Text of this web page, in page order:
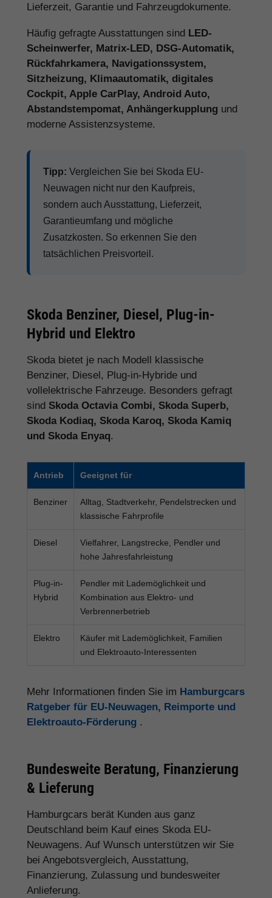
Lieferzeit, Garantie und Fahrzeugdokumente.
Häufig gefragte Ausstattungen sind LED-
Scheinwerfer, Matrix-LED, DSG-Automatik,
Rückfahrkamera, Navigationssystem,
Sitzheizung, Klimaautomatik, digitales
Cockpit, Apple CarPlay, Android Auto,
Abstandstempomat, Anhängerkupplung und
moderne Assistenzsysteme.
Tipp: Vergleichen Sie bei Skoda EU-
Neuwagen nicht nur den Kaufpreis,
sondern auch Ausstattung, Lieferzeit,
Garantieumfang und mögliche
Zusatzkosten. So erkennen Sie den
tatsächlichen Preisvorteil.
Skoda Benziner, Diesel, Plug-in-
Hybrid und Elektro
Skoda bietet je nach Modell klassische
Benziner, Diesel, Plug-in-Hybride und
vollelektrische Fahrzeuge. Besonders gefragt
sind Skoda Octavia Combi, Skoda Superb,
Skoda Kodiaq, Skoda Karoq, Skoda Kamiq
und Skoda Enyaq.
Antrieb Geeignet für
Benziner
Alltag, Stadtverkehr, Pendelstrecken und
klassische Fahrprofile
Diesel
Vielfahrer, Langstrecke, Pendler und
hohe Jahresfahrleistung
Plug-in-
Hybrid
Pendler mit Lademöglichkeit und
Kombination aus Elektro- und
Verbrennerbetrieb
Elektro
Käufer mit Lademöglichkeit, Familien
und Elektroauto-Interessenten
Mehr Informationen finden Sie im Hamburgcars
Ratgeber für EU-Neuwagen, Reimporte und
Elektroauto-Förderung .
Bundesweite Beratung, Finanzierung
& Lieferung
Hamburgcars berät Kunden aus ganz
Deutschland beim Kauf eines Skoda EU-
Neuwagens. Auf Wunsch unterstützen wir Sie
bei Angebotsvergleich, Ausstattung,
Finanzierung, Zulassung und bundesweiter
Anlieferung.